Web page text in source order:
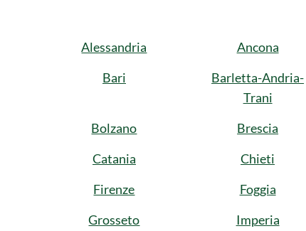
Alessandria Ancona
Bari
Barletta-Andria-
Trani
Bolzano Brescia
Catania
Chieti
Firenze
Foggia
Grosseto
Imperia